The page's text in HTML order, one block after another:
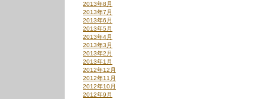
2013年8月
2013年7月
2013年6月
2013年5月
2013年4月
2013年3月
2013年2月
2013年1月
2012年12月
2012年11月
2012年10月
2012年9月